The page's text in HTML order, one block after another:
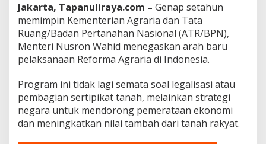
Jakarta, Tapanuliraya.com – Genap setahun
memimpin Kementerian Agraria dan Tata
Ruang/Badan Pertanahan Nasional (ATR/BPN),
Menteri Nusron Wahid menegaskan arah baru
pelaksanaan Reforma Agraria di Indonesia.
Program ini tidak lagi semata soal legalisasi atau
pembagian sertipikat tanah, melainkan strategi
negara untuk mendorong pemerataan ekonomi
dan meningkatkan nilai tambah dari tanah rakyat.